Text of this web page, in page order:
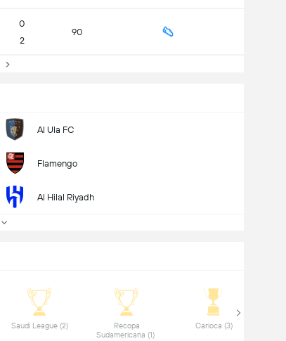
0
2
90
Al Ula FC
Flamengo
Al Hilal Riyadh
Saudi League (2)
Recopa
Carioca (3)